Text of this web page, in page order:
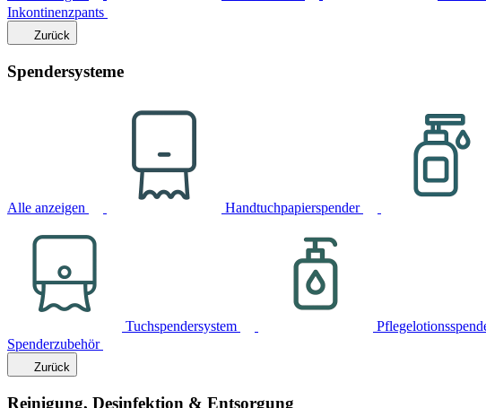
Inkontinenzpants
Zurück
Spendersysteme
Alle anzeigen Handtuchpapierspender
Tuchspendersystem
Spenderzubehör
Zurück
Reinigung, Desinfektion & Entsorgung